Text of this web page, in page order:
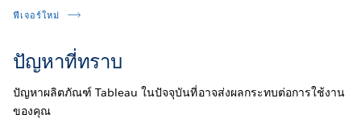
ฟีเจอร์ใหม่
ปัญหาที่ทราบ
ปัญหาผลิตภัณฑ์ Tableau ในปัจจุบันที่อาจส่งผลกระทบต่อการใช้งาน
ของคุณ